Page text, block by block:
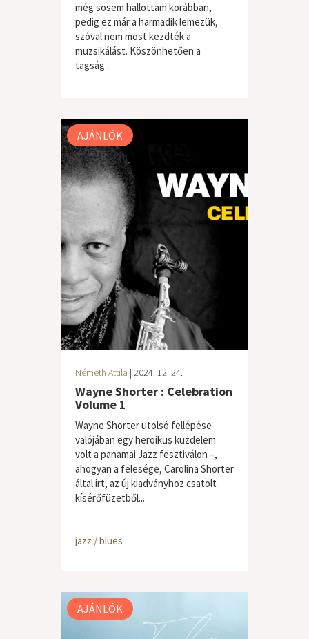
még sosem hallottam korábban,
pedig ez már a harmadik lemezük,
szóval nem most kezdték a
muzsikálást. Köszönhetően a
tagság...
világzene / folk
AJÁNLÓK
Németh Attila | 2024. 12. 24.
Wayne Shorter : Celebration
Volume 1
Wayne Shorter utolsó fellépése
valójában egy heroikus küzdelem
volt a panamai Jazz fesztiválon –,
ahogyan a felesége, Carolina Shorter
által írt, az új kiadványhoz csatolt
kísérőfüzetből...
jazz / blues
AJÁNLÓK